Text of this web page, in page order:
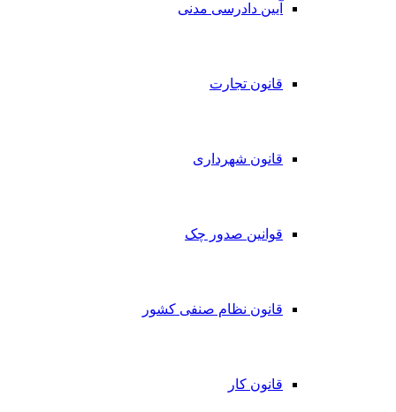
آیین دادرسی مدنی
قانون تجارت
قانون شهرداری
قوانین صدور چک
قانون نظام صنفی کشور
قانون کار